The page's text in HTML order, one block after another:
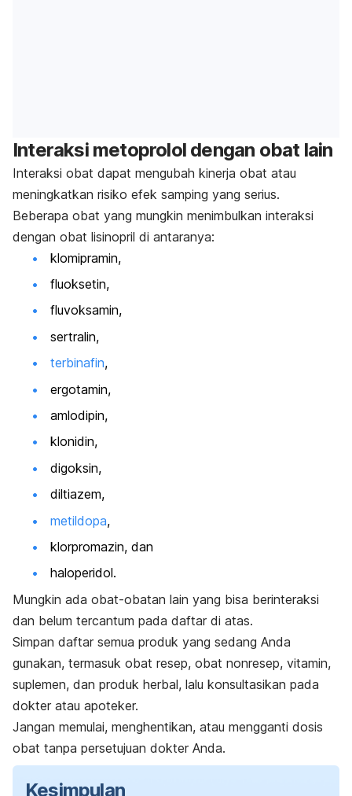
Interaksi metoprolol dengan obat lain
Interaksi obat dapat mengubah kinerja obat atau
meningkatkan risiko efek samping yang serius.
Beberapa obat yang mungkin menimbulkan interaksi
dengan obat lisinopril di antaranya:
klomipramin,
fluoksetin,
fluvoksamin,
sertralin,
terbinafin,
ergotamin,
amlodipin,
klonidin,
digoksin,
diltiazem,
metildopa,
klorpromazin, dan
haloperidol.
Mungkin ada obat-obatan lain yang bisa berinteraksi
dan belum tercantum pada daftar di atas.
Simpan daftar semua produk yang sedang Anda
gunakan, termasuk obat resep, obat nonresep, vitamin,
suplemen, dan produk herbal, lalu konsultasikan pada
dokter atau apoteker.
Jangan memulai, menghentikan, atau mengganti dosis
obat tanpa persetujuan dokter Anda.
Kesimpulan